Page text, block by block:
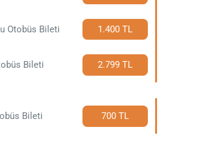
Otobüs Bileti 1.400 TL
Bileti 2.799 TL
Bileti 700 TL